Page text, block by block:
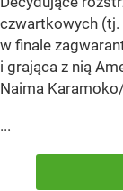
czwartkowych (tj.
w finale
i grająca z nią
Naima
...